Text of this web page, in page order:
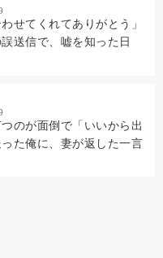
わせてくれてありがとう」
送信で、嘘を知った日
のが面倒で「いいから出
た俺に、妻が返した一言